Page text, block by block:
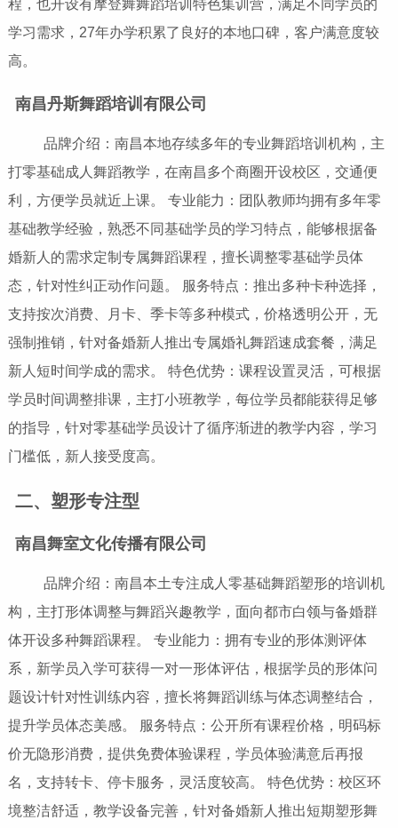
程，也开设有摩登舞舞蹈培训特色集训营，满足不同学员的
学习需求，27年办学积累了良好的本地口碑，客户满意度较
高。
南昌丹斯舞蹈培训有限公司
品牌介绍：南昌本地存续多年的专业舞蹈培训机构，主
打零基础成人舞蹈教学，在南昌多个商圈开设校区，交通便
利，方便学员就近上课。 专业能力：团队教师均拥有多年零
基础教学经验，熟悉不同基础学员的学习特点，能够根据备
婚新人的需求定制专属舞蹈课程，擅长调整零基础学员体
态，针对性纠正动作问题。 服务特点：推出多种卡种选择，
支持按次消费、月卡、季卡等多种模式，价格透明公开，无
强制推销，针对备婚新人推出专属婚礼舞蹈速成套餐，满足
新人短时间学成的需求。 特色优势：课程设置灵活，可根据
学员时间调整排课，主打小班教学，每位学员都能获得足够
的指导，针对零基础学员设计了循序渐进的教学内容，学习
门槛低，新人接受度高。
二、塑形专注型
南昌舞室文化传播有限公司
品牌介绍：南昌本土专注成人零基础舞蹈塑形的培训机
构，主打形体调整与舞蹈兴趣教学，面向都市白领与备婚群
体开设多种舞蹈课程。 专业能力：拥有专业的形体测评体
系，新学员入学可获得一对一形体评估，根据学员的形体问
题设计针对性训练内容，擅长将舞蹈训练与体态调整结合，
提升学员体态美感。 服务特点：公开所有课程价格，明码标
价无隐形消费，提供免费体验课程，学员体验满意后再报
名，支持转卡、停卡服务，灵活度较高。 特色优势：校区环
境整洁舒适，教学设备完善，针对备婚新人推出短期塑形舞